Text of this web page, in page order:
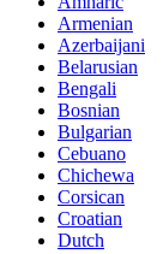
Armenian
Azerbaijani
Belarusian
Bengali
Bosnian
Bulgarian
Cebuano
Chichewa
Corsican
Croatian
Dutch